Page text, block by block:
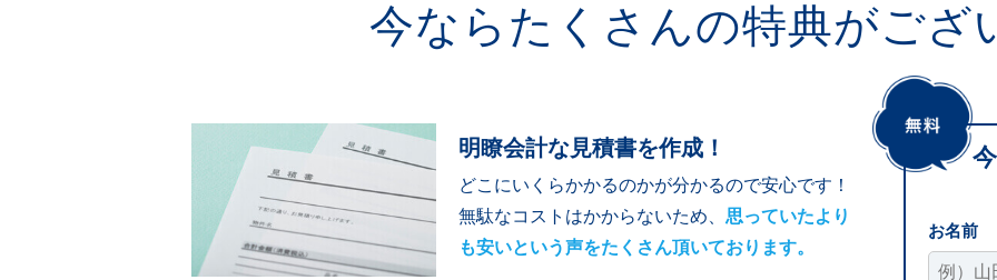
今ならたくさんの特典がござ
明瞭会計な見積書を作成！
どこにいくらかかるのかが分かるので安心です！
無駄なコストはかからないため、 思っていたより
も安いという声をたくさん頂いております。
お名前